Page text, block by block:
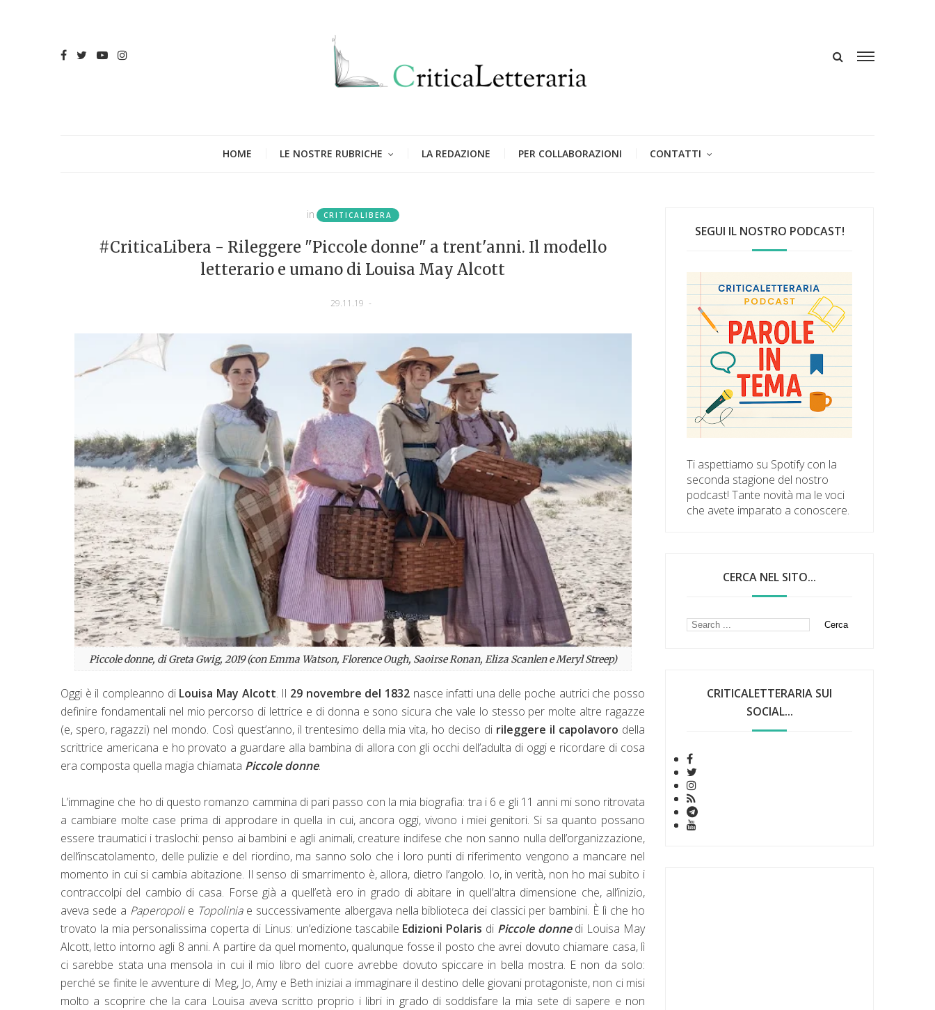
HOME LE NOSTRE RUBRICHE LA REDAZIONE PER COLLABORAZIONI CONTATTI
in CRITICALIBERA
#CriticaLibera - Rileggere "Piccole donne" a trent'anni. Il modello
letterario e umano di Louisa May Alcott
29.11.19 -
Piccole donne, di Greta Gwig, 2019 (con Emma Watson, Florence Ough, Saoirse Ronan, Eliza Scanlen e Meryl Streep)
Oggi è il compleanno di Louisa May Alcott. Il 29 novembre del 1832nasce infatti una delle poche autrici che posso
definire fondamentali nel mio percorso di lettrice e di donna e sono sicura che vale lo stesso per molte altre ragazze
(e, spero, ragazzi) nel mondo. Così quest’anno, il trentesimo della mia vita, ho deciso di rileggere il capolavoro della
scrittrice americana e ho provato a guardare alla bambina di allora con gli occhi dell’adulta di oggi e ricordare di cosa
era composta quella magia chiamata Piccole donne.
L’immagine che ho di questo romanzo cammina di pari passo con la mia biografia: tra i 6 e gli 11 anni mi sono ritrovata
a cambiare molte case prima di approdare in quella in cui, ancora oggi, vivono i miei genitori. Si sa quanto possano
essere traumatici i traslochi: penso ai bambini e agli animali, creature indifese che non sanno nulla dell’organizzazione,
dell’inscatolamento, delle pulizie e del riordino, ma sanno solo che i loro punti di riferimento vengono a mancare nel
momento in cui si cambia abitazione. Il senso di smarrimento è, allora, dietro l’angolo. Io, in verità, non ho mai subito i
contraccolpi del cambio di casa. Forse già a quell’età ero in grado di abitare in quell’altra dimensione che, all’inizio,
aveva sede a Paperopoli e Topolinia e successivamente albergava nella biblioteca dei classici per bambini. È lì che ho
trovato la mia personalissima coperta di Linus: un’edizione tascabile Edizioni Polaris di Piccole donnedi Louisa May
Alcott, letto intorno agli 8 anni. A partire da quel momento, qualunque fosse il posto che avrei dovuto chiamare casa, lì
ci sarebbe stata una mensola in cui il mio libro del cuore avrebbe dovuto spiccare in bella mostra. E non da solo:
perché se finite le avventure di Meg, Jo, Amy e Beth iniziai a immaginare il destino delle giovani protagoniste, non ci misi
molto a scoprire che la cara Louisa aveva scritto proprio i libri in grado di soddisfare la mia sete di sapere e non
SEGUI IL NOSTRO PODCAST!
Ti aspettiamo su Spotify con la
seconda stagione del nostro
podcast! Tante novità ma le voci
che avete imparato a conoscere.
CERCA NEL SITO...
CRITICALETTERARIA SUI
SOCIAL...